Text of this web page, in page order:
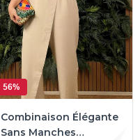
56%
Combinaison Élégante
Sans Manches